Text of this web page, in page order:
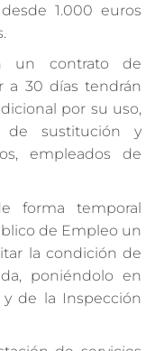
1.000 euros
un contrato de
a 30 días tendrán
por su uso,
de sustitución y
empleados de
forma temporal
de Empleo un
la condición de
poniéndolo en
de la Inspección